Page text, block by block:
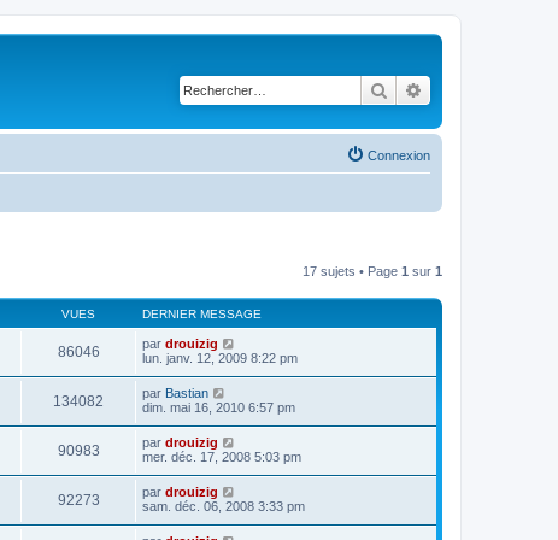
Rechercher
Connexion
17 sujets • Page 1 sur 1
VUES DERNIER MESSAGE
86046 par drouizig
lun. janv. 12, 2009 8:22 pm
134082 par Bastian
dim. mai 16, 2010 6:57 pm
90983 par drouizig
mer. déc. 17, 2008 5:03 pm
92273 par drouizig
sam. déc. 06, 2008 3:33 pm